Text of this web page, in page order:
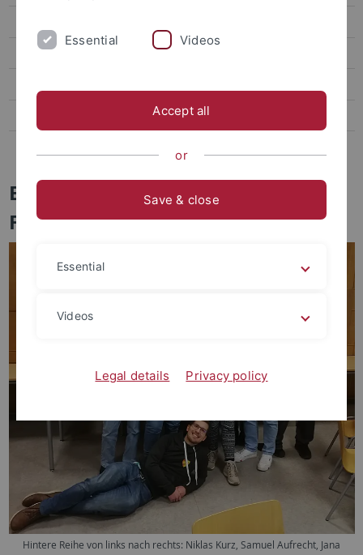
Aktuelles
Eure Ansprechpartner:innen in der
Fachschaft
Hintere Reihe von links nach rechts: Niklas Kurz, Samuel Aufrecht, Jana
Essential Videos
Accept all
or
Save & close
Essential
Videos
Legal details Privacy policy